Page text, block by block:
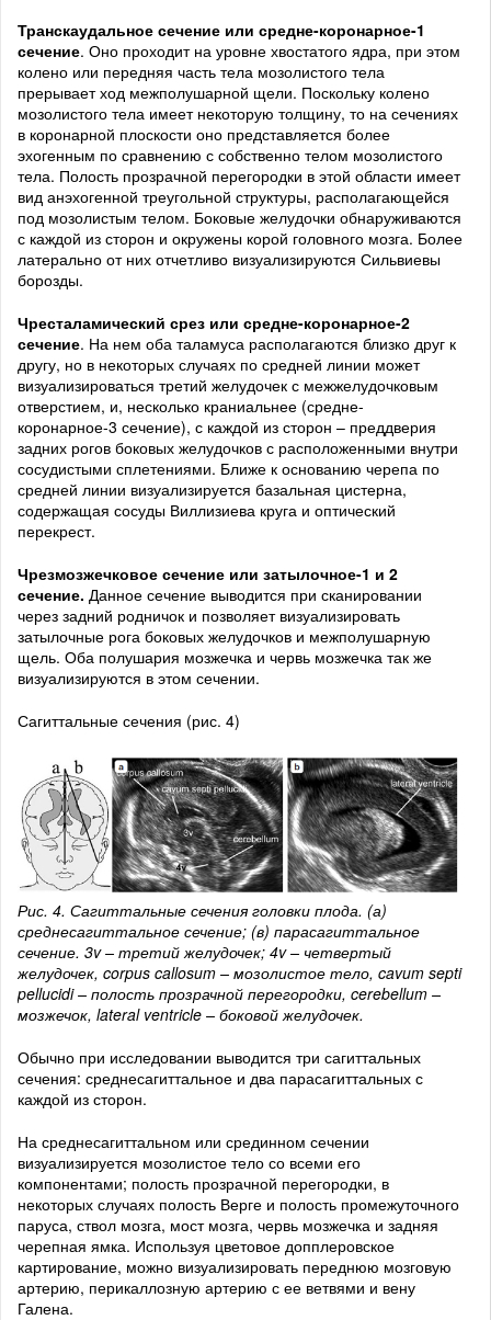
Транскаудальное сечение или средне-коронарное-1
сечение. Оно проходит на уровне хвостатого ядра, при этом
колено или передняя часть тела мозолистого тела
прерывает ход межполушарной щели. Поскольку колено
мозолистого тела имеет некоторую толщину, то на сечениях
в коронарной плоскости оно представляется более
эхогенным по сравнению с собственно телом мозолистого
тела. Полость прозрачной перегородки в этой области имеет
вид анэхогенной треугольной структуры, располагающейся
под мозолистым телом. Боковые желудочки обнаруживаются
с каждой из сторон и окружены корой головного мозга. Более
латерально от них отчетливо визуализируются Сильвиевы
борозды.
Чресталамический срез или средне-коронарное-2
сечение. На нем оба таламуса располагаются близко друг к
другу, но в некоторых случаях по средней линии может
визуализироваться третий желудочек с межжелудочковым
отверстием, и, несколько краниальнее (средне-
коронарное-3 сечение), с каждой из сторон – преддверия
задних рогов боковых желудочков с расположенными внутри
сосудистыми сплетениями. Ближе к основанию черепа по
средней линии визуализируется базальная цистерна,
содержащая сосуды Виллизиева круга и оптический
перекрест.
Чрезмозжечковое сечение или затылочное-1 и 2
сечение. Данное сечение выводится при сканировании
через задний родничок и позволяет визуализировать
затылочные рога боковых желудочков и межполушарную
щель. Оба полушария мозжечка и червь мозжечка так же
визуализируются в этом сечении.
Сагиттальные сечения (рис. 4)
Рис. 4. Сагиттальные сечения головки плода. (а)
среднесагиттальное сечение; (в) парасагиттальное
сечение. 3v – третий желудочек; 4v – четвертый
желудочек, corpus callosum – мозолистое тело, cavum septi
pellucidi – полость прозрачной перегородки, cerebellum –
мозжечок, lateral ventricle – боковой желудочек.
Обычно при исследовании выводится три сагиттальных
сечения: среднесагиттальное и два парасагиттальных с
каждой из сторон.
На среднесагиттальном или срединном сечении
визуализируется мозолистое тело со всеми его
компонентами; полость прозрачной перегородки, в
некоторых случаях полость Верге и полость промежуточного
паруса, ствол мозга, мост мозга, червь мозжечка и задняя
черепная ямка. Используя цветовое допплеровское
картирование, можно визуализировать переднюю мозговую
артерию, перикаллозную артерию с ее ветвями и вену
Галена.